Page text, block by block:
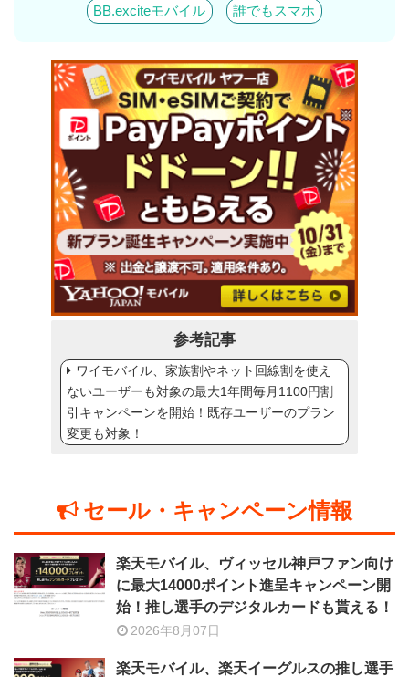
BB.exciteモバイル 誰でもスマホ
参考記事
ワイモバイル、家族割やネット回線割を使え
ないユーザーも対象の最大1年間毎月1100円割
引キャンペーンを開始！既存ユーザーのプラン
変更も対象！
セール・キャンペーン情報
楽天モバイル、ヴィッセル神戸ファン向け
に最大14000ポイント進呈キャンペーン開
始！推し選手のデジタルカードも貰える！
2026年8月07日
楽天モバイル、楽天イーグルスの推し選手